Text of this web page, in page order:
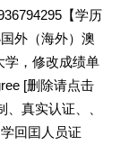
【学历
外（海外）澳
学，修改成绩单
[删除请点击
真实认证、、
回囯人员证